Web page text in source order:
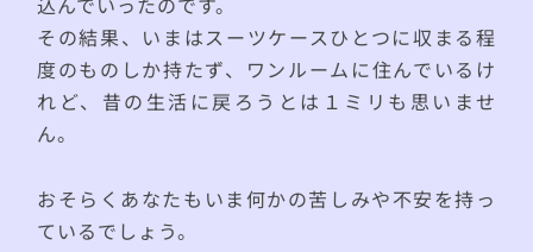
その結果、いまはスーツケースひとつに収まる程
度のものしか持たず、ワンルームに住んでいるけ
れど、昔の生活に戻ろうとは１ミリも思いませ
ん。
おそらくあなたもいま何かの苦しみや不安を持っ
ているでしょう。